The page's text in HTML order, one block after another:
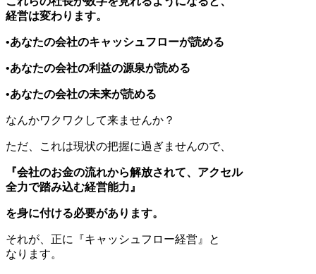
経営は変わります。
•あなたの会社のキャッシュフローが読める
•あなたの会社の利益の源泉が読める
•あなたの会社の未来が読める
なんかワクワクして来ませんか？
ただ、これは現状の把握に過ぎませんので、
『会社のお金の流れから解放されて、アクセル
全力で踏み込む経営能力』
を身に付ける必要があります。
それが、正に『キャッシュフロー経営』と
なります。